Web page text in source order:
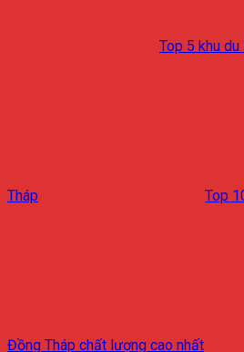
Top 5 khu
Tháp Top
Đồng Tháp chất lượng cao nhất